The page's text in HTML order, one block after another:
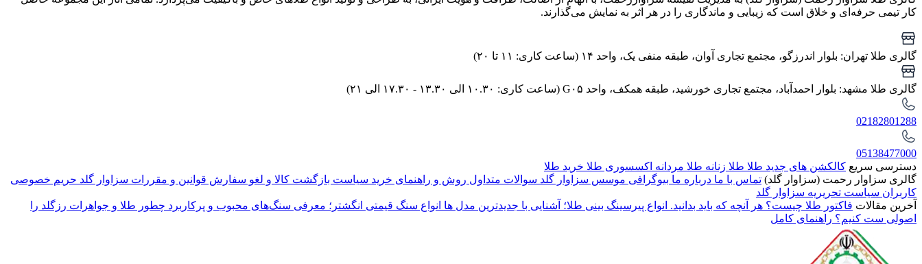
کار تیمی حرفه‌ای و خلاق است که زیبایی و ماندگاری را در هر اثر به نمایش می‌گذارند.
گالری طلا تهران: بلوار اندرزگو، مجتمع تجاری آوان، طبقه منفی یک، واحد ۱۴ (ساعت کاری: ۱۱ تا ۲۰)
گالری طلا مشهد: بلوار احمدآباد، مجتمع تجاری خورشید، طبقه همکف، واحد G۰۵ (ساعت کاری: ۱۰.۳۰ الی ۱۳.۳۰ - ۱۷.۳۰ الی ۲۱)
02182801288
05138477000
دسترسی سریع کالکشن های جدید طلا طلا زنانه طلا مردانه اکسسوری طلا خرید طلا
گالری سزاوار رحمت (سزاوار گلد) تماس با ما درباره ما بیوگرافی موسس سزاوار گلد سوالات متداول روش و راهنمای خرید سیاست بازگشت کالا و لغو سفارش قوانین و مقررات سزاوار گلد حریم خصوصی
کاربران سیاست تحریریه سزاوار گلد
آخرین مقالات فاکتور طلا چیست؟ هر آنچه که باید بدانید. انواع پیرسینگ بینی طلا؛ آشنایی با جدیدترین مدل ها انواع سنگ قیمتی انگشتر؛ معرفی سنگ‌های محبوب و پرکاربرد چطور طلا و جواهرات رزگلد را
اصولی ست کنیم؟ راهنمای کامل